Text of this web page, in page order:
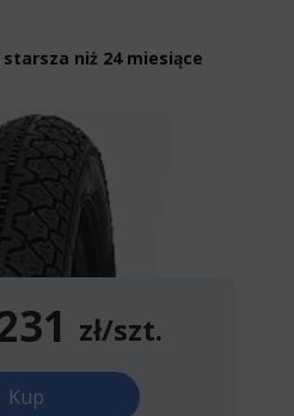
starsza niż 24 miesiące
zł/szt.
Kup